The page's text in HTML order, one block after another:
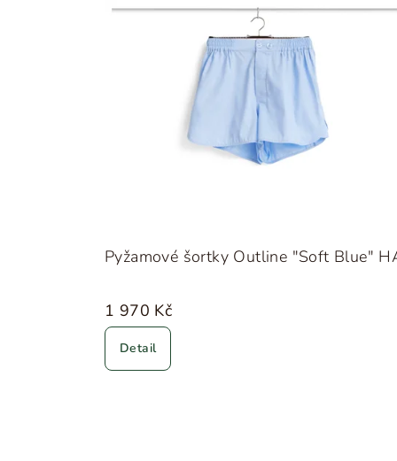
Pyžamové šortky Outline "Soft Blue"
1 970 Kč
Detail